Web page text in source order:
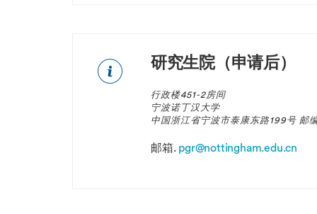
研究生院（申请后）
行政楼451-2房间
宁波诺丁汉大学
中国浙江省宁波市泰康东路199号 邮
邮箱. pgr@nottingham.edu.cn